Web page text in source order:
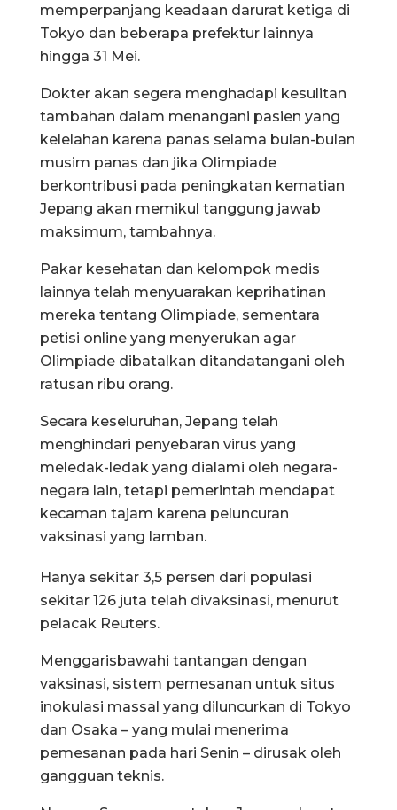
memperpanjang keadaan darurat ketiga di
Tokyo dan beberapa prefektur lainnya
hingga 31 Mei.
Dokter akan segera menghadapi kesulitan
tambahan dalam menangani pasien yang
kelelahan karena panas selama bulan-bulan
musim panas dan jika Olimpiade
berkontribusi pada peningkatan kematian
Jepang akan memikul tanggung jawab
maksimum, tambahnya.
Pakar kesehatan dan kelompok medis
lainnya telah menyuarakan keprihatinan
mereka tentang Olimpiade, sementara
petisi online yang menyerukan agar
Olimpiade dibatalkan ditandatangani oleh
ratusan ribu orang.
Secara keseluruhan, Jepang telah
menghindari penyebaran virus yang
meledak-ledak yang dialami oleh negara-
negara lain, tetapi pemerintah mendapat
kecaman tajam karena peluncuran
vaksinasi yang lamban.
Hanya sekitar 3,5 persen dari populasi
sekitar 126 juta telah divaksinasi, menurut
pelacak Reuters.
Menggarisbawahi tantangan dengan
vaksinasi, sistem pemesanan untuk situs
inokulasi massal yang diluncurkan di Tokyo
dan Osaka – yang mulai menerima
pemesanan pada hari Senin – dirusak oleh
gangguan teknis.